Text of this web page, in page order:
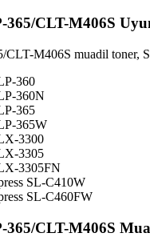
365/CLT-M406S
CLT-M406S muadil toner,
360
360N
365
365W
3300
3305
3305FN
SL-C410W
SL-C460FW
365/CLT-M406S